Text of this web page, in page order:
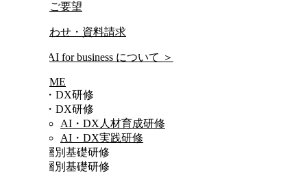
研修動画ご要望
お問い合わせ・資料請求
について ＞
HOME
AI・DX研修
AI・DX研修
AI・DX人材育成研修
AI・DX実践研修
階層別基礎研修
階層別基礎研修